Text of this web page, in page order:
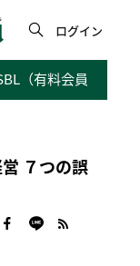
ログイン
（有料会員向けサ
７つの誤